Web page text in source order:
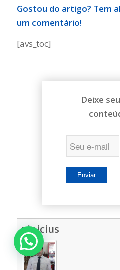
Gostou do artigo? Tem
um comentário!
[avs_toc]
Deixe
vinicius